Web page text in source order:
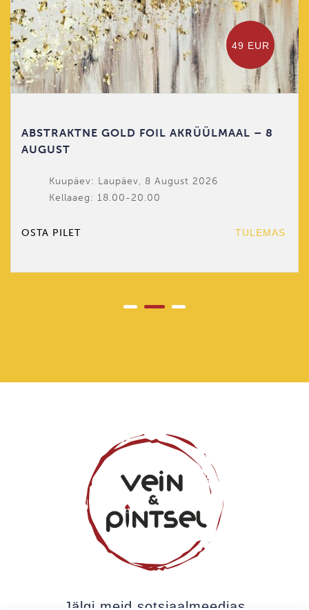
49 EUR
ABSTRAKTNE GOLD FOIL AKRÜÜLMAAL – 8
AUGUST
Kuupäev: Laupäev, 8 August 2026
Kellaaeg: 18.00-20.00
OSTA PILET TULEMAS
Jälgi meid sotsiaalmeedias